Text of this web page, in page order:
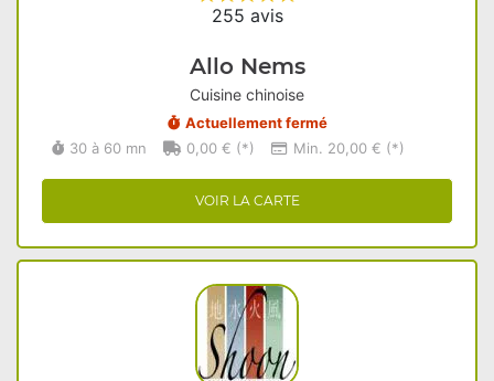
255 avis
Allo Nems
Cuisine chinoise
Actuellement fermé
30 à 60 mn
0,00 € (*) Min. 20,00 € (*)
VOIR LA CARTE